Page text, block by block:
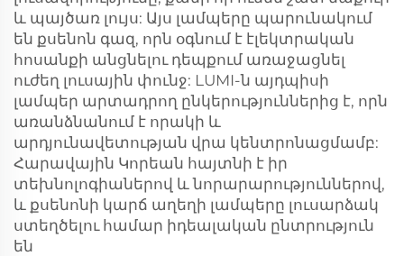
և պայծառ լույս: Այս լամպերը պարունակում
են քսենոն գազ, որն օգնում է էլեկտրական
հոսանքի անցնելու դեպքում առաջացնել
ուժեղ լուսային փունջ: LUMI-ն այդպիսի
լամպեր արտադրող ընկերություններից է, որն
առանձնանում է որակի և
արդյունավետության վրա կենտրոնացմամբ:
Հարավային Կորեան հայտնի է իր
տեխնոլոգիաներով և նորարարություններով,
և քսենոնի կարճ աղեղի լամպերը լուսարձակ
ստեղծելու համար իդեալական ընտրություն
են